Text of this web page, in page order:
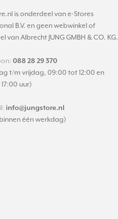
is onderdeel van e-Stores
B.V. en geen webwinkel of
van Albrecht JUNG GMBH & CO. KG.
088 28 29 370
t/m vrijdag, 09:00 tot 12:00 en
uur)
info@jungstore.nl
één werkdag)